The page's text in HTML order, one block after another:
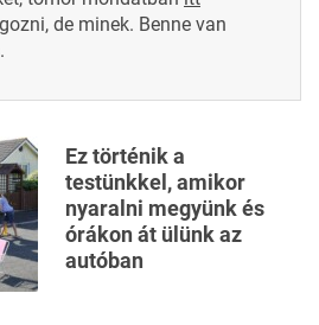
de minek. Benne van
Ez történik a
testünkkel, amikor
nyaralni megyünk és
órákon át ülünk az
autóban